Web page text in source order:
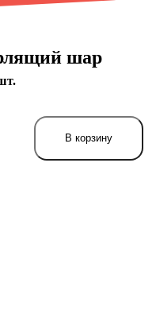
шар
В корзину